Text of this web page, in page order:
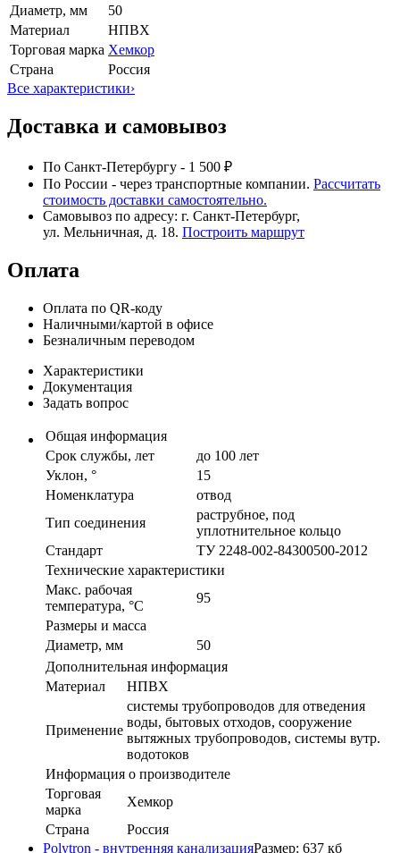
Диаметр, мм
50
Материал
НПВХ
Торговая марка Хемкор
Страна
Россия
Все характеристики›
Доставка и самовывоз
По Санкт-Петербургу - 1 500 ₽
По России - через транспортные компании. Рассчитать
стоимость доставки самостоятельно.
Самовывоз по адресу: г. Санкт-Петербург,
ул. Мельничная, д. 18. Построить маршрут
Оплата
Оплата по QR-коду
Наличными/картой в офисе
Безналичным переводом
Характеристики
Документация
Задать вопрос
Общая информация
Срок службы, лет
до 100 лет
Уклон, °
15
Номенклатура
отвод
Тип соединения
раструбное, под
уплотнительное кольцо
Стандарт
ТУ 2248-002-84300500-2012
Технические характеристики
Макс. рабочая
температура, °С
95
Размеры и масса
Диаметр, мм
50
Дополнительная информация
Материал
НПВХ
Применение
системы трубопроводов для отведения
воды, бытовых отходов, сооружение
вытяжных трубопроводов, системы вутр.
водотоков
Информация о производителе
Торговая
марка
Хемкор
Страна
Россия
Polytron - внутренняя канализацияРазмер: 637 кб